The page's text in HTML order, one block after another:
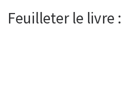
Feuilleter le livre :